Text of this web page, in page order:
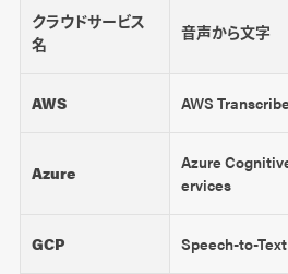
クラウドサービス
名
音声から文字
AWS AWS Transcribe
Azure
Azure
ervices
GCP Speech-to-Text